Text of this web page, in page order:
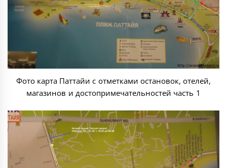
Фото карта Паттайи с отметками остановок, отелей,
магазинов и достопримечательностей часть 1